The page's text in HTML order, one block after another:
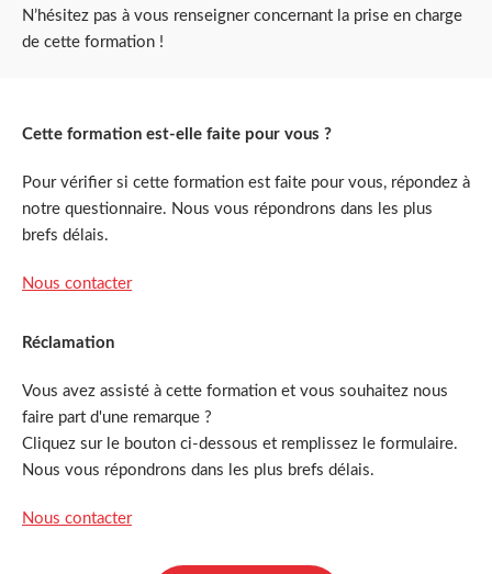
N’hésitez pas à vous renseigner concernant la prise en charge
de cette formation !
Cette formation est-elle faite pour vous ?
Pour vérifier si cette formation est faite pour vous, répondez à
notre questionnaire. Nous vous répondrons dans les plus
brefs délais.
Nous contacter
Réclamation
Vous avez assisté à cette formation et vous souhaitez nous
faire part d'une remarque ?
Cliquez sur le bouton ci-dessous et remplissez le formulaire.
Nous vous répondrons dans les plus brefs délais.
Nous contacter